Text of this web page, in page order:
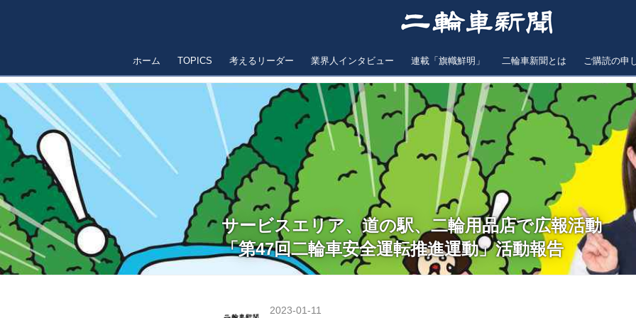
ホーム TOPICS 考えるリーダー 業界人インタビュー 連載「旗幟鮮明」 二輪車新聞とは ご購読の申
サービスエリア、道の駅、二輪用品店で広報活動
「第47回二輪車安全運転推進運動」活動報告
2023-01-11